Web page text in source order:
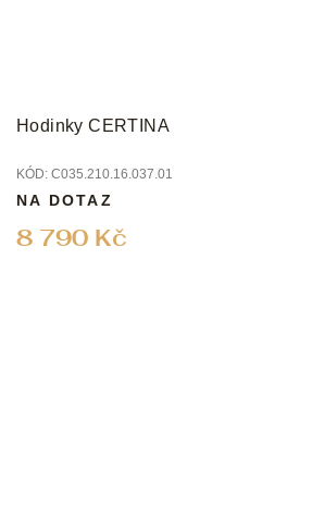
Hodinky CERTINA
KÓD: C035.210.16.037.01
8 790 Kč
NA DOTAZ